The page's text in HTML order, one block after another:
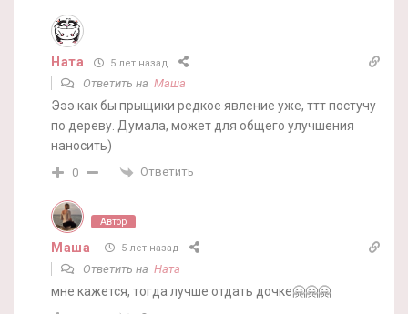
Ната 5 лет назад
Ответить на Маша
Эээ как бы прыщики редкое явление уже, ттт постучу
по дереву. Думала, может для общего улучшения
наносить)
0 Ответить
Автор
Маша 5 лет назад
Ответить на Ната
мне кажется, тогда лучше отдать дочке🤗🤗🤗